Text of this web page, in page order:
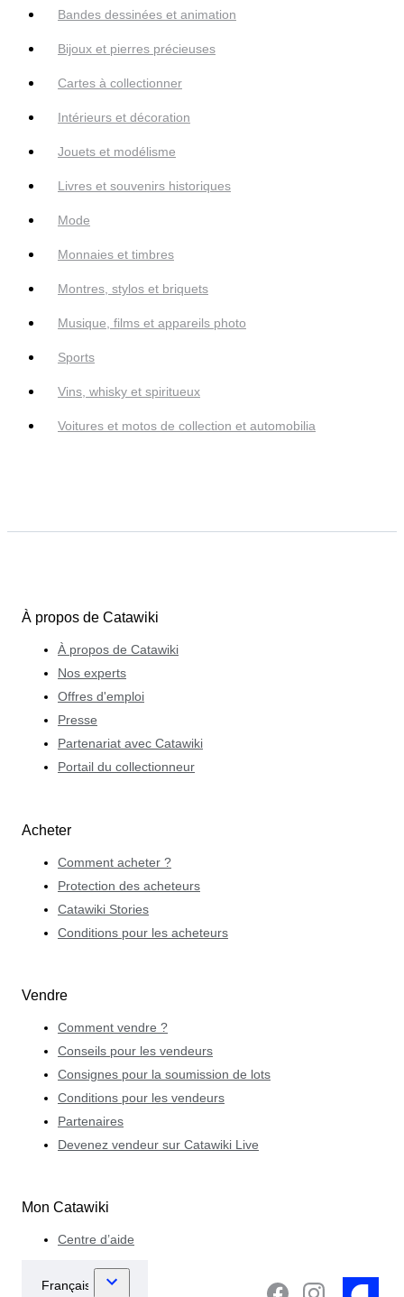
Bandes dessinées et animation
Bijoux et pierres précieuses
Cartes à collectionner
Intérieurs et décoration
Jouets et modélisme
Livres et souvenirs historiques
Mode
Monnaies et timbres
Montres, stylos et briquets
Musique, films et appareils photo
Sports
Vins, whisky et spiritueux
Voitures et motos de collection et automobilia
À propos de Catawiki
À propos de Catawiki
Nos experts
Offres d'emploi
Presse
Partenariat avec Catawiki
Portail du collectionneur
Acheter
Comment acheter ?
Protection des acheteurs
Catawiki Stories
Conditions pour les acheteurs
Vendre
Comment vendre ?
Conseils pour les vendeurs
Consignes pour la soumission de lots
Conditions pour les vendeurs
Partenaires
Devenez vendeur sur Catawiki Live
Mon Catawiki
Centre d’aide